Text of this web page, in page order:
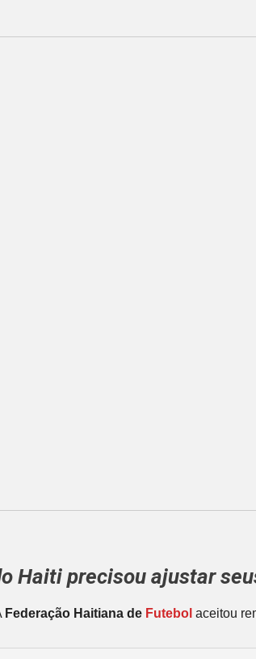
Haiti precisou ajustar
Federação Haitiana de Futebol aceitou